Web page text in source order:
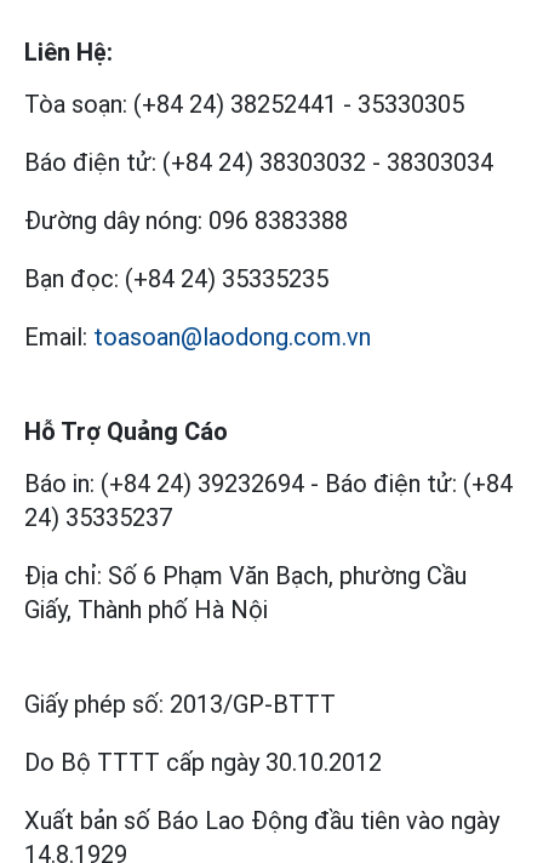
Liên Hệ:
Tòa soạn: (+84 24) 38252441 - 35330305
Báo điện tử: (+84 24) 38303032 - 38303034
Đường dây nóng: 096 8383388
Bạn đọc: (+84 24) 35335235
Email: toasoan@laodong.com.vn
Hỗ Trợ Quảng Cáo
Báo in: (+84 24) 39232694 - Báo điện tử: (+84
24) 35335237
Địa chỉ: Số 6 Phạm Văn Bạch, phường Cầu
Giấy, Thành phố Hà Nội
Giấy phép số: 2013/GP-BTTT
Do Bộ TTTT cấp ngày 30.10.2012
Xuất bản số Báo Lao Động đầu tiên vào ngày
14.8.1929